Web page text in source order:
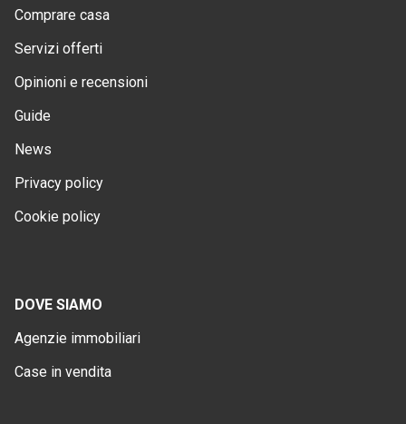
Comprare casa
Servizi offerti
Opinioni e recensioni
Guide
News
Privacy policy
Cookie policy
DOVE SIAMO
Agenzie immobiliari
Case in vendita